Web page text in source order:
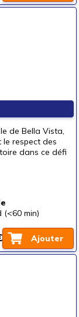
de Bella Vista,
respect des
dans ce défi
min)
Ajouter